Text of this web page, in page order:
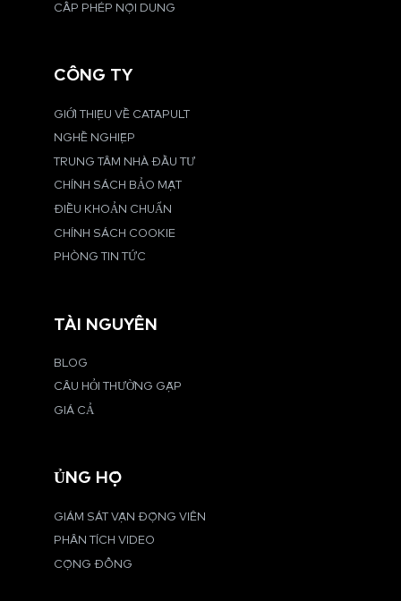
CẤP PHÉP NỘI DUNG
CÔNG TY
GIỚI THIỆU VỀ CATAPULT
NGHỀ NGHIỆP
TRUNG TÂM NHÀ ĐẦU TƯ
CHÍNH SÁCH BẢO MẬT
ĐIỀU KHOẢN CHUẨN
CHÍNH SÁCH COOKIE
PHÒNG TIN TỨC
TÀI NGUYÊN
BLOG
CÂU HỎI THƯỜNG GẶP
GIÁ CẢ
ỦNG HỘ
GIÁM SÁT VẬN ĐỘNG VIÊN
PHÂN TÍCH VIDEO
CỘNG ĐỒNG